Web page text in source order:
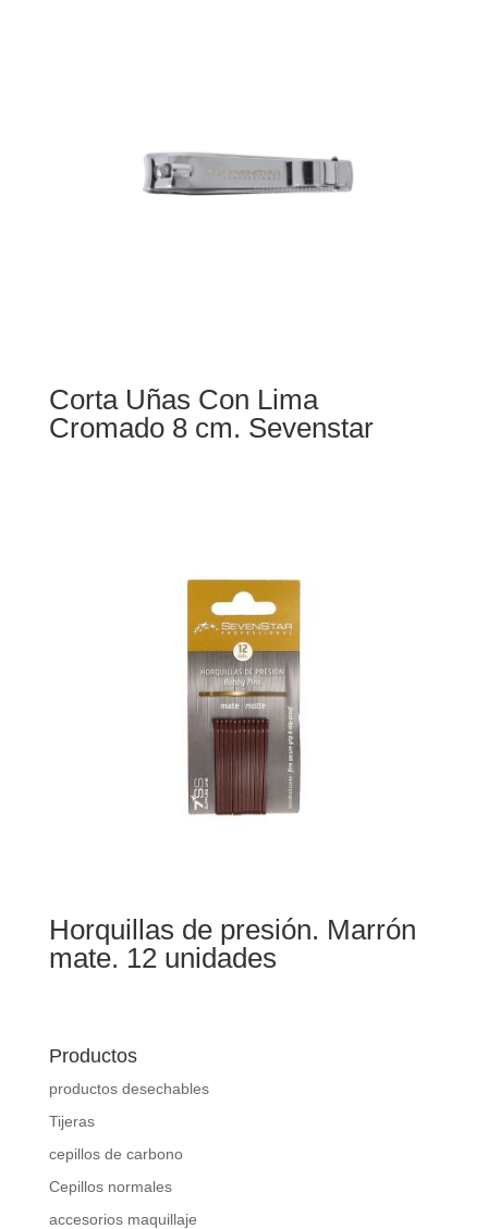
Corta Uñas Con Lima
Cromado 8 cm. Sevenstar
Horquillas de presión. Marrón
mate. 12 unidades
Productos
productos desechables
Tijeras
cepillos de carbono
Cepillos normales
accesorios maquillaje